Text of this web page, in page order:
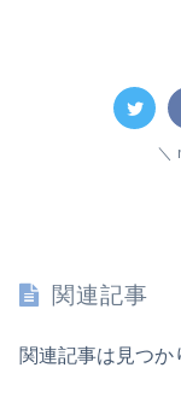
関連記事
関連記事は見つか